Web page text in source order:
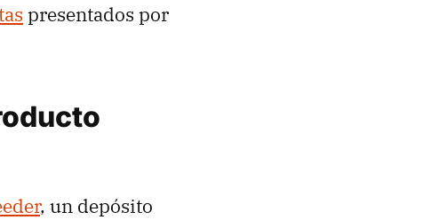
presentados por
, un depósito